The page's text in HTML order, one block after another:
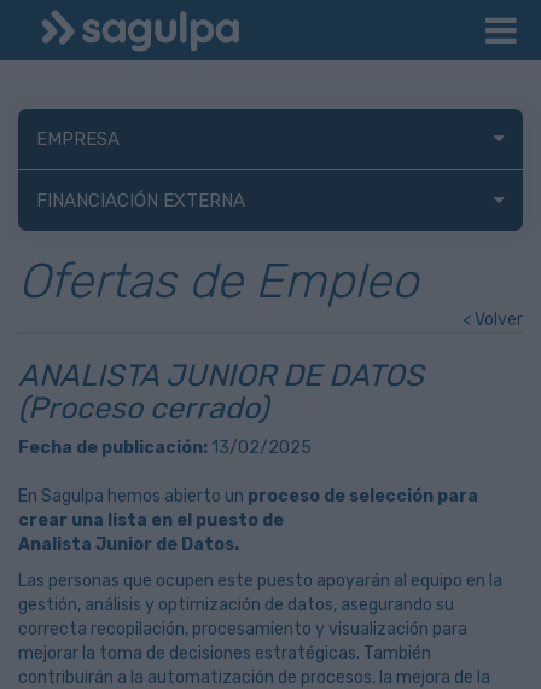
EMPRESA
FINANCIACIÓN EXTERNA
Ofertas de Empleo
< Volver
ANALISTA JUNIOR DE DATOS
(Proceso cerrado)
Fecha de publicación: 13/02/2025
En Sagulpa hemos abierto un proceso de selección para
crear una lista en el puesto de
Analista Junior de Datos.
Las personas que ocupen este puesto apoyarán al equipo en la
gestión, análisis y optimización de datos, asegurando su
correcta recopilación, procesamiento y visualización para
mejorar la toma de decisiones estratégicas. También
contribuirán a la automatización de procesos, la mejora de la